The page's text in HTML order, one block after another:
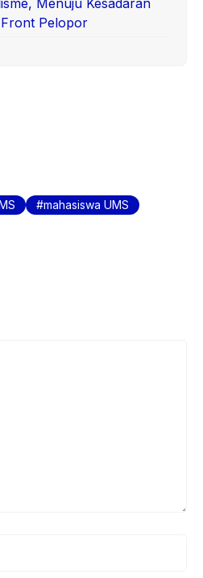
Pelopor
mahasiswa UMS